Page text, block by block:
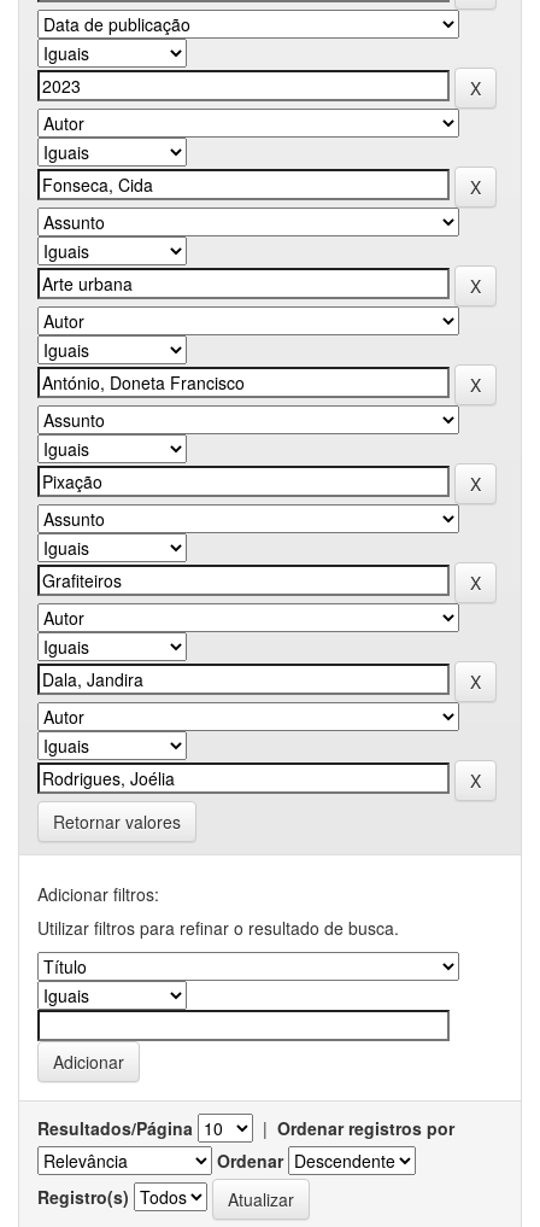
Retornar valores
Adicionar filtros:
Utilizar filtros para refinar o resultado de busca.
Resultados/Página | Ordenar registros por
Ordenar
Registro(s)